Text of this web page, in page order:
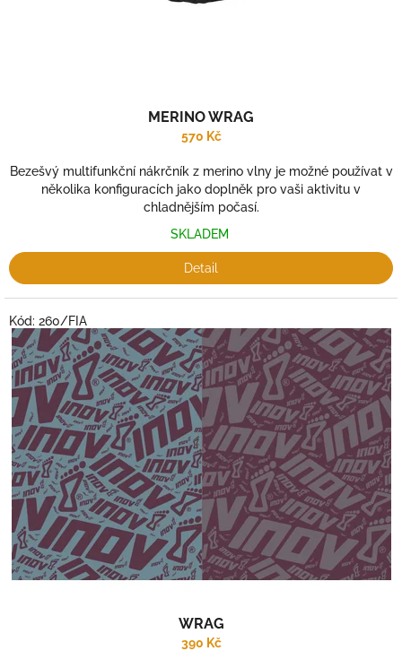
MERINO WRAG
570 Kč
Bezešvý multifunkční nákrčník z merino vlny je možné používat v
několika konfiguracích jako doplněk pro vaši aktivitu v
chladnějším počasí.
SKLADEM
Detail
WRAG
390 Kč
Kód: 260/FIA